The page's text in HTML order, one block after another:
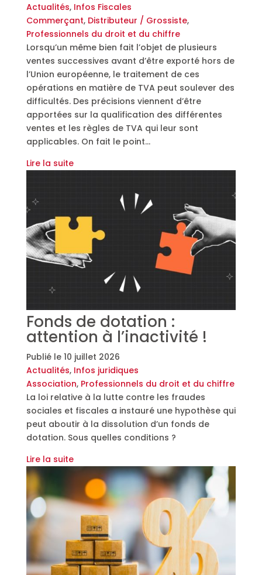
Actualités, Infos Fiscales
Commerçant, Distributeur / Grossiste,
Professionnels du droit et du chiffre
Lorsqu’un même bien fait l’objet de plusieurs
ventes successives avant d’être exporté hors de
l’Union européenne, le traitement de ces
opérations en matière de TVA peut soulever des
difficultés. Des précisions viennent d’être
apportées sur la qualification des différentes
ventes et les règles de TVA qui leur sont
applicables. On fait le point…
Lire la suite
Fonds de dotation :
attention à l’inactivité !
Publié le 10 juillet 2026
Actualités, Infos juridiques
Association, Professionnels du droit et du chiffre
La loi relative à la lutte contre les fraudes
sociales et fiscales a instauré une hypothèse qui
peut aboutir à la dissolution d’un fonds de
dotation. Sous quelles conditions ?
Lire la suite